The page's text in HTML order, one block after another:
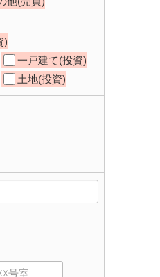
)
一戸建て(投資)
土地(投資)